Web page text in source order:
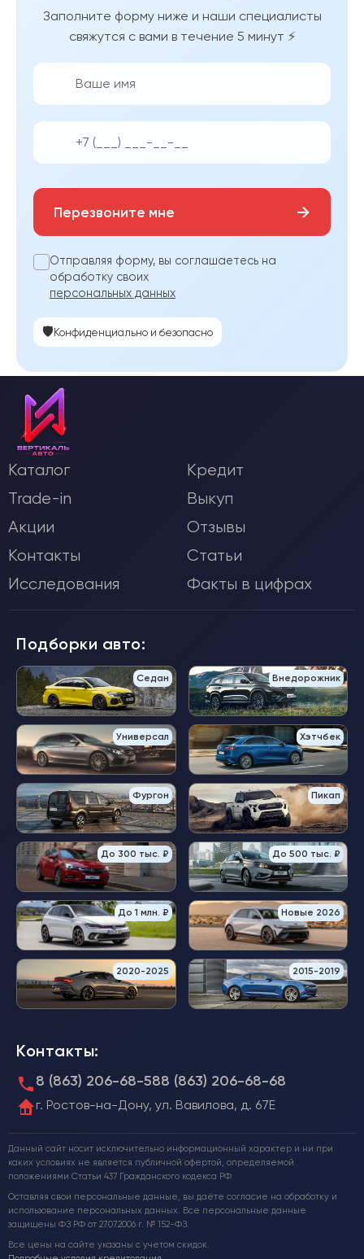
Заполните форму ниже и наши специалисты
свяжутся с вами в течение 5 минут ⚡
Перезвоните мне →
Отправляя форму, вы соглашаетесь на
обработку своих
персональных данных
🛡️Конфиденциально и безопасно
Каталог
Кредит
Trade-in
Выкуп
Акции
Отзывы
Контакты
Статьи
Исследования
Факты в цифрах
Подборки авто:
Седан Внедорожник
Универсал Хэтчбек
Фургон Пикап
До 300 тыс. ₽ До 500 тыс. ₽
До 1 млн. ₽ Новые 2026
2020-2025 2015-2019
Контакты:
8 (863) 206-68-588 (863) 206-68-68
г. Ростов-на-Дону, ул. Вавилова, д. 67Е
Данный сайт носит исключительно информационный характер и ни при
каких условиях не является публичной офертой, определяемой
положениями Статьи 437 Гражданского кодекса РФ.
Оставляя свои персональные данные, вы даёте согласие на обработку и
использование персональных данных. Все персональные данные
защищены ФЗ РФ от 27.07.2006 г. № 152-ФЗ.
Все цены на сайте указаны с учетом скидок.